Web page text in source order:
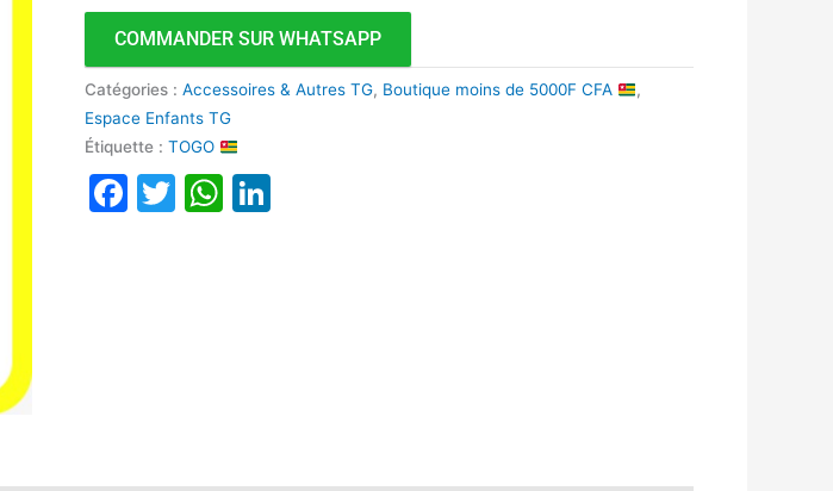
COMMANDER SUR WHATSAPP
Catégories :Accessoires & Autres TG, Boutique moins de 5000F CFA
,
Espace Enfants TG
Étiquette :TOGO
Facebook
TwitterWhatsApp